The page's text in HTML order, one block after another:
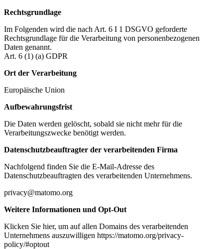
Rechtsgrundlage
Im Folgenden wird die nach Art. 6 I 1 DSGVO geforderte
Rechtsgrundlage für die Verarbeitung von personenbezogenen
Daten genannt.
Art. 6 (1) (a) GDPR
Ort der Verarbeitung
Europäische Union
Aufbewahrungsfrist
Die Daten werden gelöscht, sobald sie nicht mehr für die
Verarbeitungszwecke benötigt werden.
Datenschutzbeauftragter der verarbeitenden Firma
Nachfolgend finden Sie die E-Mail-Adresse des
Datenschutzbeauftragten des verarbeitenden Unternehmens.
privacy@matomo.org
Weitere Informationen und Opt-Out
Klicken Sie hier, um auf allen Domains des verarbeitenden
Unternehmens auszuwilligen https://matomo.org/privacy-
policy/#optout